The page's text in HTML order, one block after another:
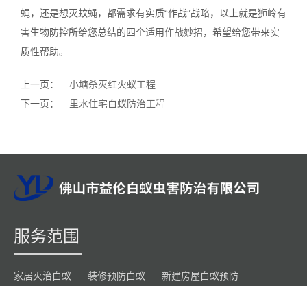
蝇，还是想灭蚊蝇，都需求有实质“作战”战略，以上就是狮岭有
害生物防控所给您总结的四个适用作战妙招，希望给您带来实
质性帮助。
上一页：
小塘杀灭红火蚁工程
下一页：
里水住宅白蚁防治工程
服务范围
家居灭治白蚁 装修预防白蚁 新建房屋白蚁预防